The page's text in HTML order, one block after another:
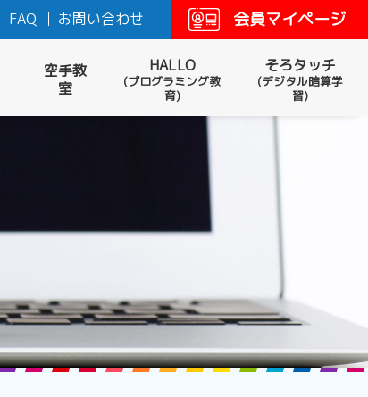
FAQ お問い合わせ 会員マイページ
空手教
室
HALLO
(プログラミング教
育)
そろタッチ
(デジタル暗算学
習)